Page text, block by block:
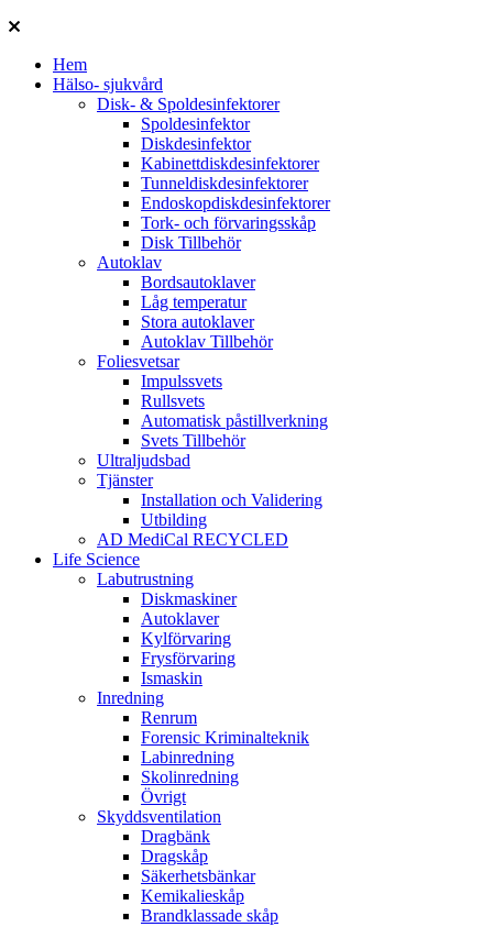
Hem
Hälso- sjukvård
Disk- & Spoldesinfektorer
Spoldesinfektor
Diskdesinfektor
Kabinettdiskdesinfektorer
Tunneldiskdesinfektorer
Endoskopdiskdesinfektorer
Tork- och förvaringsskåp
Disk Tillbehör
Autoklav
Bordsautoklaver
Låg temperatur
Stora autoklaver
Autoklav Tillbehör
Foliesvetsar
Impulssvets
Rullsvets
Automatisk påstillverkning
Svets Tillbehör
Ultraljudsbad
Tjänster
Installation och Validering
Utbilding
AD MediCal RECYCLED
Life Science
Labutrustning
Diskmaskiner
Autoklaver
Kylförvaring
Frysförvaring
Ismaskin
Inredning
Renrum
Forensic Kriminalteknik
Labinredning
Skolinredning
Övrigt
Skyddsventilation
Dragbänk
Dragskåp
Säkerhetsbänkar
Kemikalieskåp
Brandklassade skåp